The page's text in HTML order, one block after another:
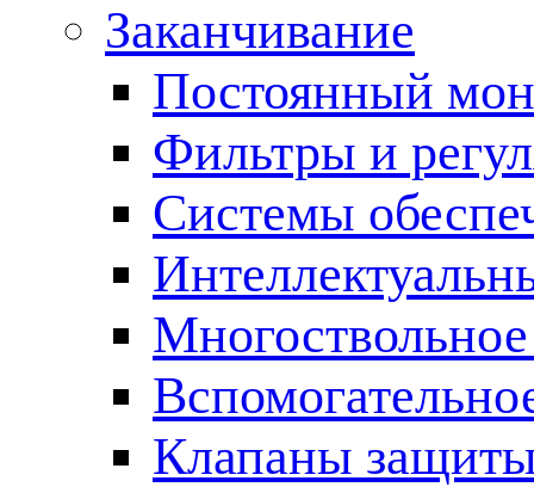
Заканчивание
Постоянный
Фильтры и
Cистемы
Клапаны